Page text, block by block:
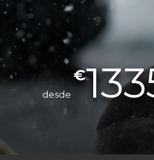
desde
€